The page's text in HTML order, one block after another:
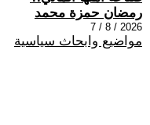
رمضان حمزة محمد
2026 / 8 / 7
مواضيع وابحاث سياسية